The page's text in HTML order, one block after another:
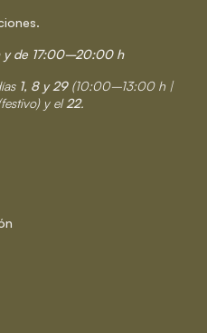
y de 17:00–20:00 h
1, 8 y 29 (10:00–13:00 h |
y el22.